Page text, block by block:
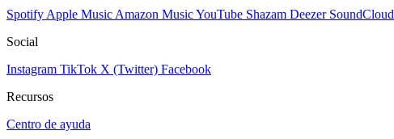
Spotify Apple Music Amazon MusicYouTube Shazam Deezer SoundCloud
Social
Instagram TikTok X (Twitter) Facebook
Recursos
Centro de ayuda